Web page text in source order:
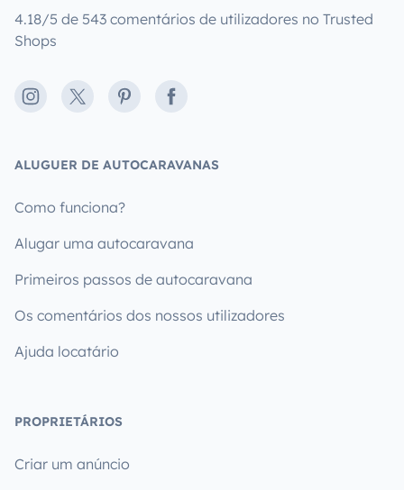
4.18/5 de 543 comentários de utilizadores no Trusted
Shops
Instagram
X PinterestFacebook
ALUGUER DE AUTOCARAVANAS
Como funciona?
Alugar uma autocaravana
Primeiros passos de autocaravana
Os comentários dos nossos utilizadores
Ajuda locatário
PROPRIETÁRIOS
Criar um anúncio